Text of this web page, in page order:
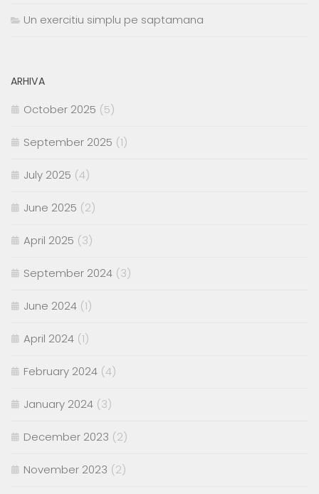
Un exercitiu simplu pe saptamana
ARHIVA
October 2025 (5)
September 2025 (1)
July 2025 (4)
June 2025 (2)
April 2025 (3)
September 2024 (3)
June 2024 (1)
April 2024 (1)
February 2024 (4)
January 2024 (3)
December 2023 (2)
November 2023 (2)